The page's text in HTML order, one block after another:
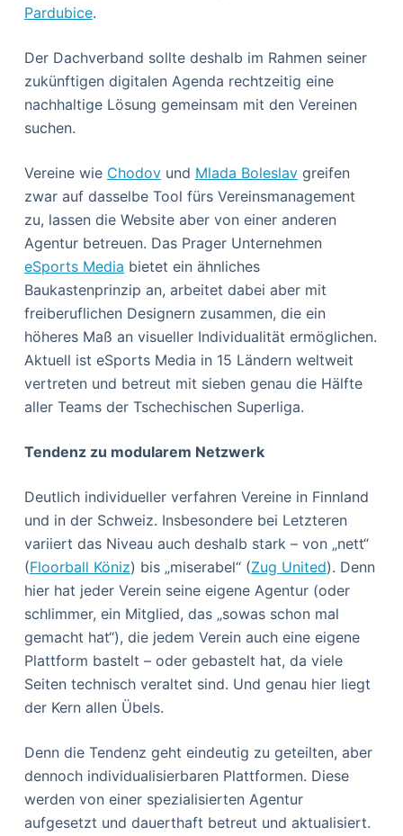
Pardubice.
Der Dachverband sollte deshalb im Rahmen seiner
zukünftigen digitalen Agenda rechtzeitig eine
nachhaltige Lösung gemeinsam mit den Vereinen
suchen.
Vereine wie Chodovund Mlada Boleslavgreifen
zwar auf dasselbe Tool fürs Vereinsmanagement
zu, lassen die Website aber von einer anderen
Agentur betreuen. Das Prager Unternehmen
eSports Media bietet ein ähnliches
Baukastenprinzip an, arbeitet dabei aber mit
freiberuflichen Designern zusammen, die ein
höheres Maß an visueller Individualität ermöglichen.
Aktuell ist eSports Media in 15 Ländern weltweit
vertreten und betreut mit sieben genau die Hälfte
aller Teams der Tschechischen Superliga.
Tendenz zu modularem Netzwerk
Deutlich individueller verfahren Vereine in Finnland
und in der Schweiz. Insbesondere bei Letzteren
variiert das Niveau auch deshalb stark – von „nett“
(Floorball Köniz) bis „miserabel“ (Zug United). Denn
hier hat jeder Verein seine eigene Agentur (oder
schlimmer, ein Mitglied, das „sowas schon mal
gemacht hat“), die jedem Verein auch eine eigene
Plattform bastelt – oder gebastelt hat, da viele
Seiten technisch veraltet sind. Und genau hier liegt
der Kern allen Übels.
Denn die Tendenz geht eindeutig zu geteilten, aber
dennoch individualisierbaren Plattformen. Diese
werden von einer spezialisierten Agentur
aufgesetzt und dauerthaft betreut und aktualisiert.